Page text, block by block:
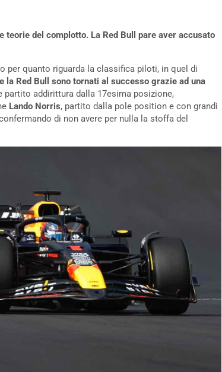
teorie del complotto. La Red Bull pare aver accusato
per quanto riguarda la classifica piloti, in quel di
la Red Bull sono tornati al successo grazie ad una
partito addirittura dalla 17esima posizione,
Lando Norris, partito dalla pole position e con grandi
di non avere per nulla la stoffa del